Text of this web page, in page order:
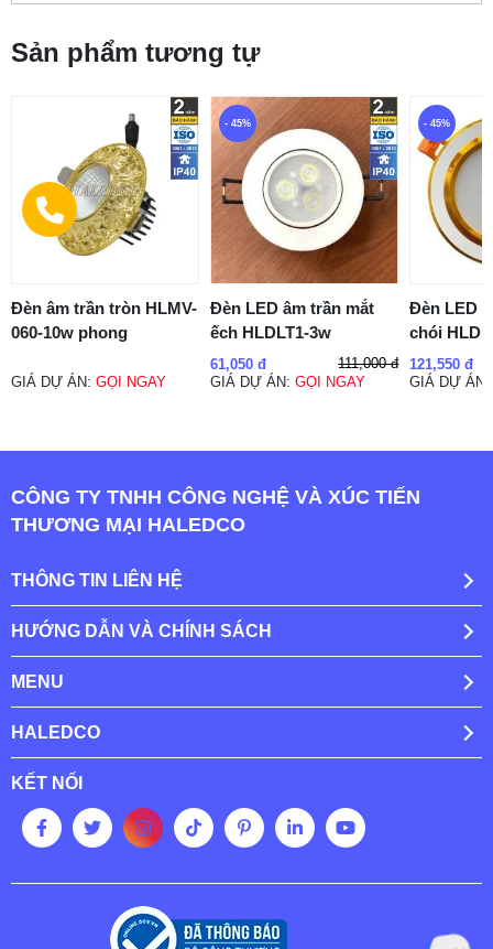
Sản phẩm tương tự
Đèn âm trần tròn HLMV-
060-10w phong
GIÁ DỰ ÁN: GỌI NGAY
- 45%
Đèn LED âm trần mắt
ếch HLDLT1-3w
61,050 đ
111,000 đ
GIÁ DỰ ÁN:GỌI NGAY
- 45%
Đèn LED
chói
121,550 đ
GIÁ DỰ
CÔNG TY TNHH CÔNG NGHỆ VÀ XÚC TIẾN
THƯƠNG MẠI HALEDCO
THÔNG TIN LIÊN HỆ
HƯỚNG DẪN VÀ CHÍNH SÁCH
MENU
HALEDCO
KẾT NỐI